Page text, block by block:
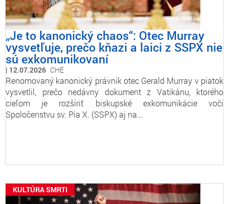
„Je to kanonický chaos“: Otec Murray
vysvetľuje, prečo kňazi a laici z SSPX nie
sú exkomunikovaní
12.07.2026 CHE
Renomovaný kanonický právnik otec Gerald Murray v piatok
vysvetlil, prečo nedávny dokument z Vatikánu, ktorého
cieľom je rozšíriť biskupské exkomunikácie voči
Spoločenstvu sv. Pia X. (SSPX) aj na…
KULTÚRA SMRTI